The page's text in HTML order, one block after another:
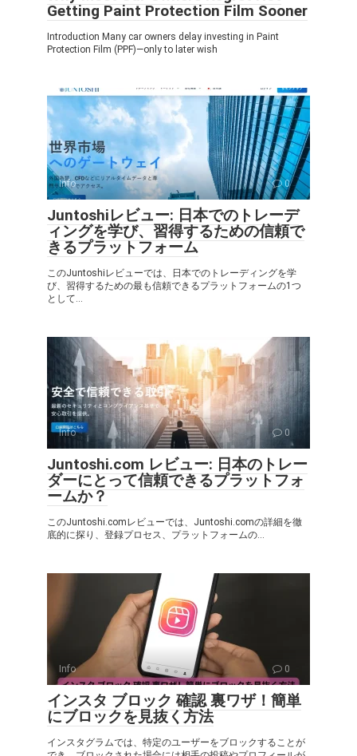
Getting Paint Protection Film Sooner
Introduction Many car owners delay investing in Paint
Protection Film (PPF)—only to later wish
Info 0
Juntoshiレビュー: 日本でのトレーデ
ィングを学び、習得するための信頼で
きるプラットフォーム
このJuntoshiレビューでは、日本でのトレーディングを学
び、習得するための最も信頼できるプラットフォームの1つ
として...
Info 0
Juntoshi.com レビュー: 日本のトレー
ダーにとって信頼できるプラットフォ
ームか？
このJuntoshi.comレビューでは、Juntoshi.comの詳細を徹
底的に探り、登録プロセス、プラットフォームの...
Info 0
インスタ ブロック 確認 裏ワザ！簡単
にブロックを見抜く方法
インスタグラムでは、特定のユーザーをブロックすることが